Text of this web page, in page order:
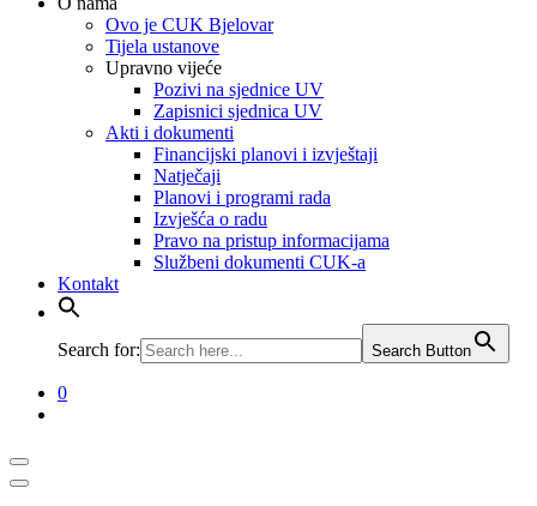
Ovo je CUK Bjelovar
Tijela ustanove
Upravno vijeće
Pozivi na sjednice UV
Zapisnici sjednica UV
Akti i dokumenti
Financijski planovi i izvještaji
Natječaji
Planovi i programi rada
Izvješća o radu
​​​​​​​Pravo na pristup informacijama
Službeni dokumenti CUK-a
Kontakt
Search for: Search Button
0